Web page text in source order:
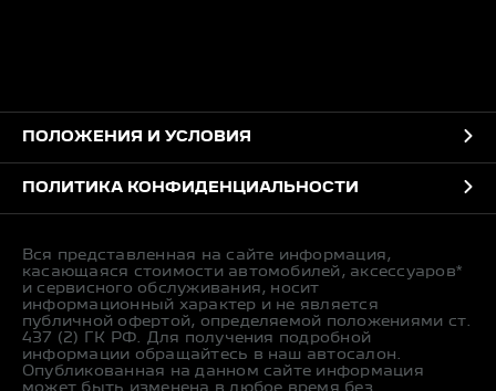
ПОЛОЖЕНИЯ И УСЛОВИЯ
ПОЛИТИКА КОНФИДЕНЦИАЛЬНОСТИ
Вся представленная на сайте информация,
касающаяся стоимости автомобилей, аксессуаров*
и сервисного обслуживания, носит
информационный характер и не является
публичной офертой, определяемой положениями ст.
437 (2) ГК РФ. Для получения подробной
информации обращайтесь в наш автосалон.
Опубликованная на данном сайте информация
может быть изменена в любое время без